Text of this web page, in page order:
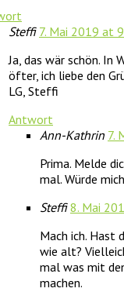
Steffi 7. Mai 2019 at
Ja, das wär schön. In
öfter, ich liebe den
LG, Steffi
Antwort
Ann-Kathrin 7.
Prima. Melde
mal. Würde
Steffi 8. Mai
Mach ich. Hast
wie alt?
mal was mit
machen.